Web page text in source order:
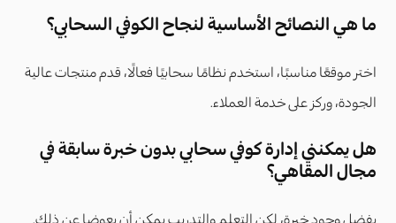
ما هي النصائح الأساسية لنجاح الكوفي السحابي؟
اختر موقعًا مناسبًا، استخدم نظامًا سحابيًا فعالًا، قدم منتجات عالية
الجودة، وركز على خدمة العملاء.
هل يمكنني إدارة كوفي سحابي بدون خبرة سابقة في
مجال المقاهي؟
يفضل وجود خبرة، لكن التعلم والتدريب يمكن أن يعوضا عن ذلك.